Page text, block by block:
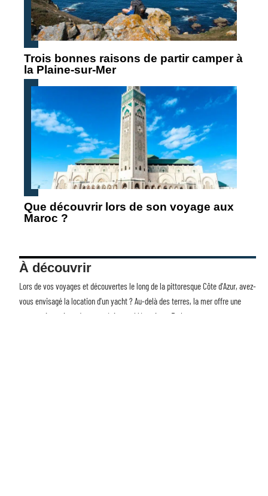
Trois bonnes raisons de partir camper à
la Plaine-sur-Mer
Que découvrir lors de son voyage aux
Maroc ?
À découvrir
Lors de vos voyages et découvertes le long de la pittoresque Côte d'Azur, avez-
vous envisagé lalocation d'un yacht? Au-delà des terres, la mer offre une
perspective unique de cette région emblématique. Embarquez pour une